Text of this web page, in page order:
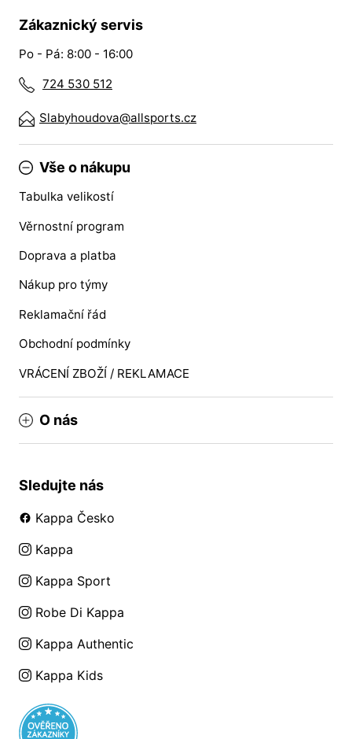
Zákaznický servis
Po - Pá: 8:00 - 16:00
724 530 512
Slabyhoudova@allsports.cz
Vše o nákupu
Tabulka velikostí
Věrnostní program
Doprava a platba
Nákup pro týmy
Reklamační řád
Obchodní podmínky
VRÁCENÍ ZBOŽÍ / REKLAMACE
O nás
Sledujte nás
Kappa Česko
Kappa
Kappa Sport
Robe Di Kappa
Kappa Authentic
Kappa Kids